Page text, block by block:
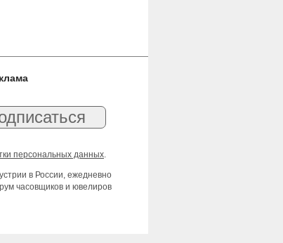
персональных данных.
в России, ежедневно
часовщиков и ювелиров